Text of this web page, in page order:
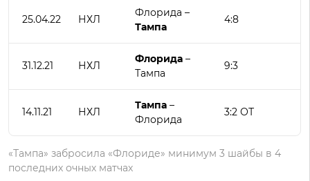
25.04.22 НХЛ
Флорида –
Тампа
4:8
31.12.21 НХЛ
Флорида –
Тампа
9:3
14.11.21 НХЛ
Тампа –
Флорида
3:2 ОТ
«Тампа» забросила «Флориде» минимум 3 шайбы в 4
последних очных матчах